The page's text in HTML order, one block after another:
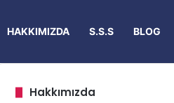
HAKKIMIZDA S.S.S BLOG
Hakkımızda